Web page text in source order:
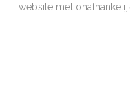
website met